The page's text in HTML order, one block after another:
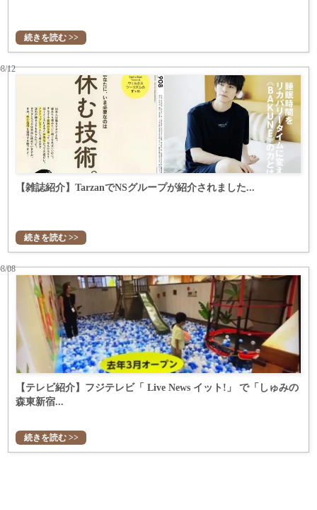
続きを読む >>
【雑誌紹介】TarzanでNSグループが紹介されました...
12
続きを読む >>
【テレビ紹介】フジテレビ「 Live News イット!」 で「しゅみの
森東新宿...
08
続きを読む >>